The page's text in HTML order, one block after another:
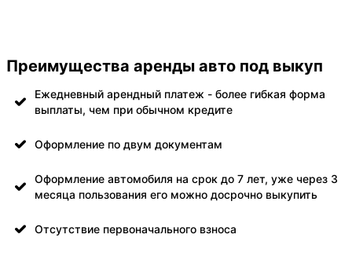
Преимущества аренды авто под выкуп
Ежедневный арендный платеж - более гибкая форма
выплаты, чем при обычном кредите
Оформление по двум документам
Оформление автомобиля на срок до 7 лет, уже через 3
месяца пользования его можно досрочно выкупить
Отсутствие первоначального взноса